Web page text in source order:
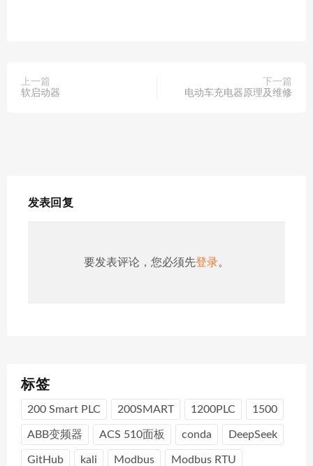
上一篇
软启动器
下一篇
电动车充电器原理及维修
发表回复
要发表评论，您必须先登录。
标签
200 Smart PLC 200SMART 1200PLC 1500
ABB变频器 ACS 510面板 conda DeepSeek
GitHub kali Modbus Modbus RTU